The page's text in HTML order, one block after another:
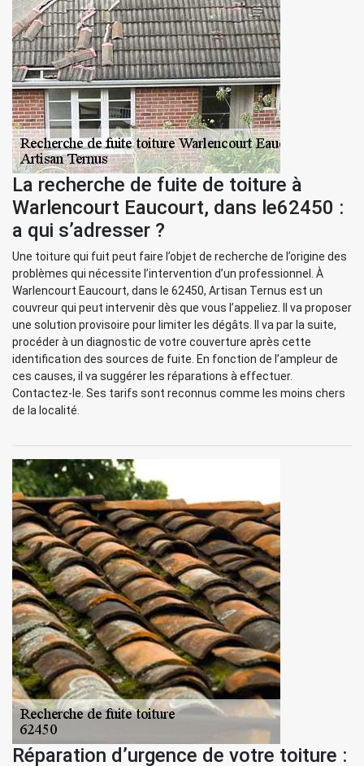
La recherche de fuite de toiture à
Warlencourt Eaucourt, dans le62450 :
a qui s’adresser ?
Une toiture qui fuit peut faire l’objet de recherche de l’origine des
problèmes qui nécessite l’intervention d’un professionnel. À
Warlencourt Eaucourt, dans le 62450, Artisan Ternus est un
couvreur qui peut intervenir dès que vous l’appeliez. Il va proposer
une solution provisoire pour limiter les dégâts. Il va par la suite,
procéder à un diagnostic de votre couverture après cette
identification des sources de fuite. En fonction de l’ampleur de
ces causes, il va suggérer les réparations à effectuer.
Contactez-le. Ses tarifs sont reconnus comme les moins chers
de la localité.
Réparation d’urgence de votre toiture :